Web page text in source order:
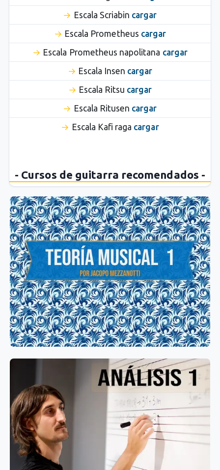
Escala Scriabin cargar
Escala Prometheus cargar
Escala Prometheus napolitana cargar
Escala Insen cargar
Escala Ritsu cargar
Escala Ritusen cargar
Escala Kafi raga cargar
- Cursos de guitarra recomendados -